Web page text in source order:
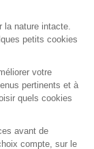
la nature intacte.
petits cookies
votre
pertinents et à
quels cookies
avant de
compte, sur le